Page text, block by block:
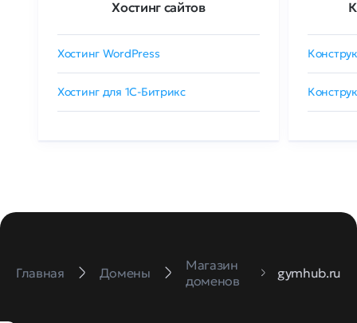
Хостинг сайтов
Хостинг WordPress
Хостинг для 1C-Битрикс
Главная Домены
Магазин
доменов
gymhub.ru